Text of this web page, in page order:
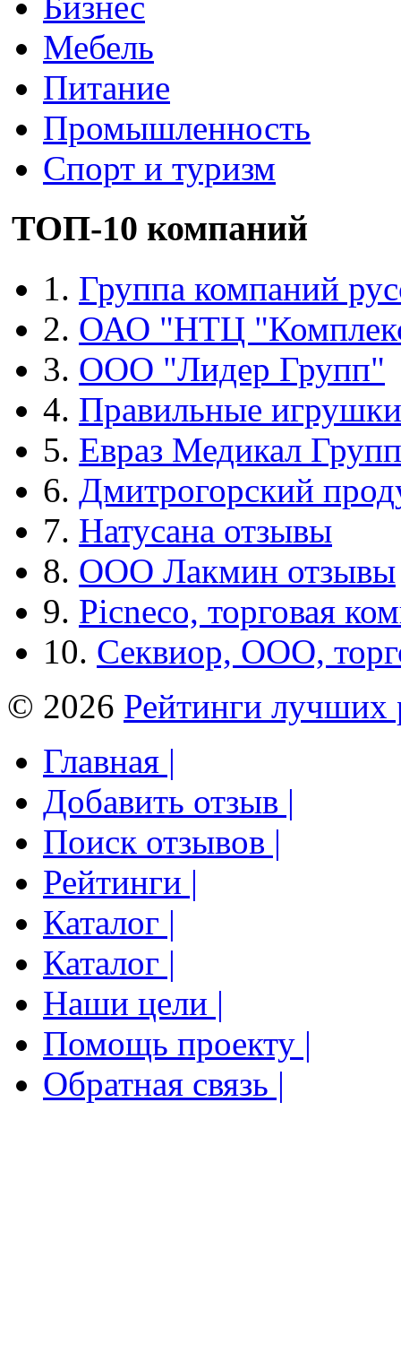
Мебель
Питание
Промышленность
Спорт и туризм
ТОП-10 компаний
1. Группа компаний
2. ОАО "НТЦ
3. ООО "Лидер Групп"
4. Правильные игрушки
5. Евраз Медикал Групп
6. Дмитрогорский
7. Натусана отзывы
8. ООО Лакмин отзывы
9. Picneco, торговая
10. Секвиор, ООО,
© 2026 Рейтинги лучших
Главная |
Добавить отзыв |
Поиск отзывов |
Рейтинги |
Каталог |
Каталог |
Наши цели |
Помощь проекту |
Обратная связь |